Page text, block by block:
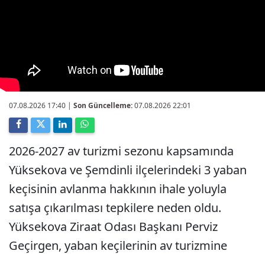
07.08.2026 17:40 | Son Güncelleme:07.08.2026 22:01
2026-2027 av turizmi sezonu kapsamında
Yüksekova ve Şemdinli ilçelerindeki 3 yaban
keçisinin avlanma hakkının ihale yoluyla
satışa çıkarılması tepkilere neden oldu.
Yüksekova Ziraat Odası Başkanı Perviz
Geçirgen, yaban keçilerinin av turizmine